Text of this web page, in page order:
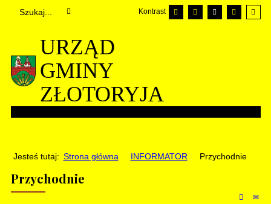
Kontrast
URZĄD
GMINY
ZŁOTORYJA
Jesteś tutaj: Strona główna INFORMATOR Przychodnie
Przychodnie